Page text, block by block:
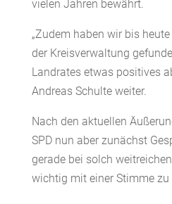
vielen Jahren bewährt.
„Zudem haben wir bis
der Kreisverwaltung
Landrates etwas positives
Andreas Schulte weiter.
Nach den aktuellen
SPD nun aber zunächst
gerade bei solch
wichtig mit einer Stimme zu